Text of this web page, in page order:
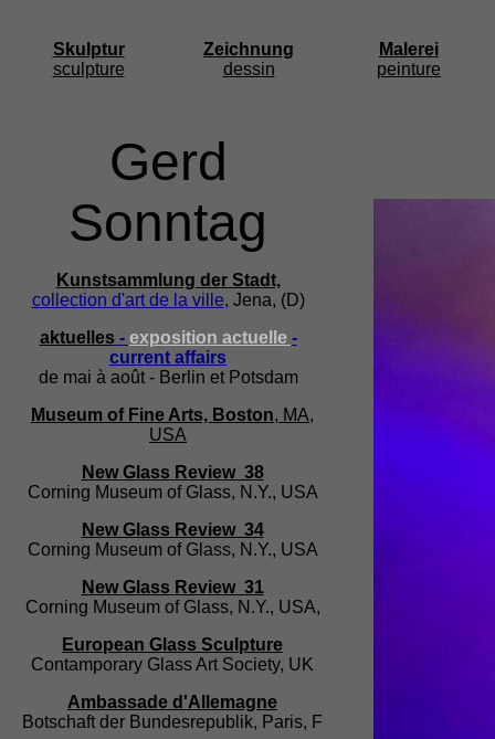
Skulptur
sculpture
Zeichnung
dessin
Malerei
peinture
Gerd
Sonntag
Kunstsammlung der Stadt,
collection d'art de la ville, Jena, (D)
aktuelles - exposition actuelle -
current affairs
de mai à août - Berlin et Potsdam
Museum of Fine Arts, Boston, MA,
USA
New Glass Review 38
Corning Museum of Glass, N.Y., USA
New Glass Review 34
Corning Museum of Glass, N.Y., USA
New Glass Review 31
Corning Museum of Glass, N.Y., USA,
European Glass Sculpture
Contamporary Glass Art Society, UK
Ambassade d'Allemagne
Botschaft der Bundesrepublik, Paris, F